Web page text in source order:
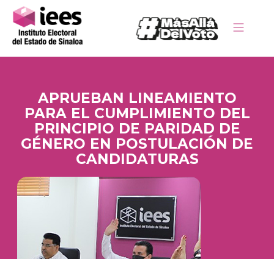
APRUEBAN LINEAMIENTO
PARA EL CUMPLIMIENTO DEL
PRINCIPIO DE PARIDAD DE
GÉNERO EN POSTULACIÓN DE
CANDIDATURAS